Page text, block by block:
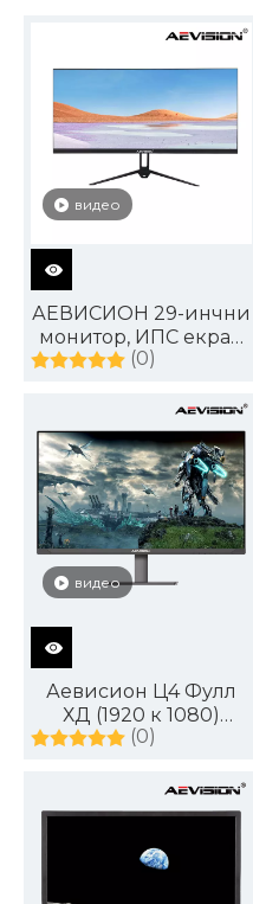
видео
АЕВИСИОН 29-инчни
монитор, ИПС екран
ФХД 2560 Кс 1080 120
монитор, плаво
треперење са малим
замућењем, ХДМИ
ДП аудио излаз
ДисплаиПорт
(0)
видео
Аевисион Ц4 Фулл
ХД (1920 к 1080)
монитор за игре
(0)